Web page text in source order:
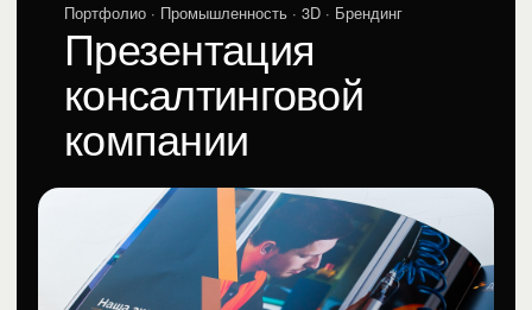
Портфолио · Промышленность · 3D · Брендинг
Презентация
консалтинговой
компании
Промышленность